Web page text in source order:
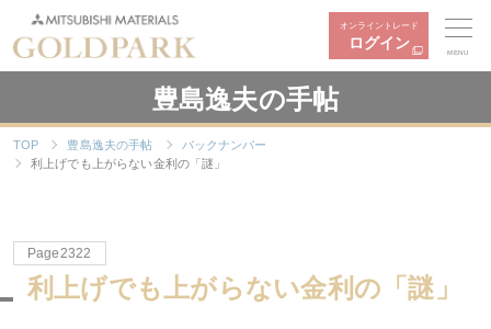
オンライントレード
ログイン
MENU
豊島逸夫の手帖
TOP 豊島逸夫の手帖
バックナンバー
利上げでも上がらない金利の「謎」
Page2322
利上げでも上がらない金利の「謎」